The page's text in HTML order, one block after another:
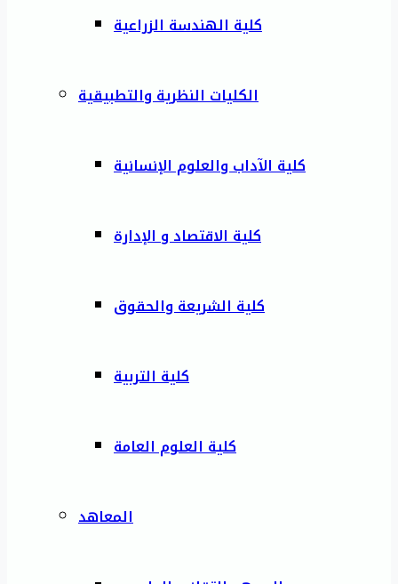
كلية الهندسة الزراعية
الكليات النظرية والتطبيقية
كلية الآداب والعلوم الإنسانية
كلية الاقتصاد و الإدارة
كلية الشريعة والحقوق
كلية التربية
كلية العلوم العامة
المعاهد